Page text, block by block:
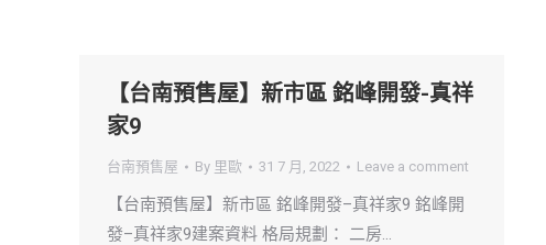
【台南預售屋】新市區 銘峰開發-真祥
家9
台南預售屋 By 里歐 31 7 月, 2022 Leave a comment
【台南預售屋】新市區 銘峰開發–真祥家9 銘峰開
發–真祥家9建案資料 格局規劃： 二房…